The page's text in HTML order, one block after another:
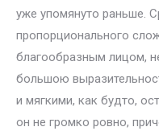
уже упомянуто раньше.
пропорционального
благообразным лицом,
большою
и мягкими, как будто,
он не громко ровно,